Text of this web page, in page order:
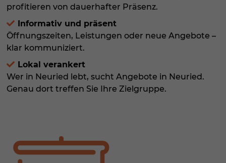
profitieren von dauerhafter Präsenz.
Informativ und präsent
Öffnungszeiten, Leistungen oder neue Angebote –
klar kommuniziert.
Lokal verankert
Wer in Neuried lebt, sucht Angebote in Neuried.
Genau dort treffen Sie Ihre Zielgruppe.